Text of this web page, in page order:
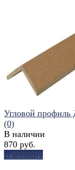
сравнить
Угловой профиль
(0)
В наличии
870 руб.
В корзину